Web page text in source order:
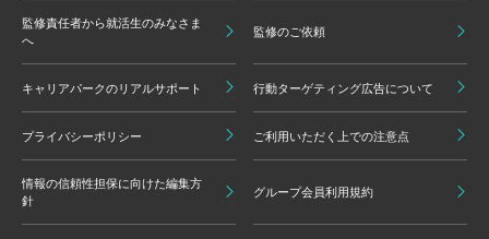
監修責任者から就活生のみなさま
へ
監修のご依頼
キャリアパークのリアルサポート 行動ターゲティング広告について
プライバシーポリシー ご利用いただく上での注意点
情報の信頼性担保に向けた編集方
針
グループ会員利用規約